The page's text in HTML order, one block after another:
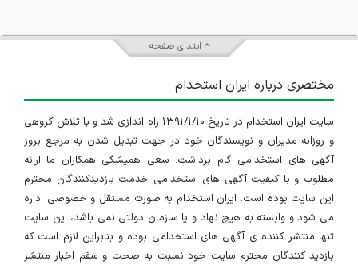
ابتدای صفحه
مختصری درباره ایران استخدام
سایت ایران استخدام در تاریخ ۱۳۹۱/۱/۱۰ راه اندازی شد و با تلاش گروهی
و روزانه مدیران و نویسندگان خود در جهت تبدیل شدن به مرجع بروز
آگهی های استخدامی گام برداشت. سعی همیشگی همکاران ما ارائه
مطلوب و با کیفیت آگهی های استخدامی خدمت بازدیدکنندگان محترم
این سایت بوده است. ایران استخدام به صورت مستقل و خصوصی اداره
می شود و وابسته به هیچ نهاد و یا سازمان دولتی نمی باشد، این سایت
تنها منتشر کننده ی آگهی های استخدامی بوده و بنابراین لازم است که
بازدید کنندگان محترم سایت خود نسبت به صحت و سقم اخبار منتشر